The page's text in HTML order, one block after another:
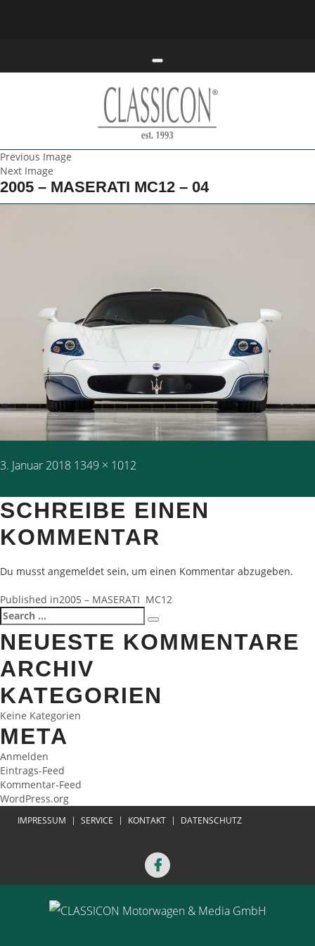
Toggle navigation
Previous Image
Next Image
2005 – MASERATI MC12 – 04
Posted
3. Januar 2018 Full
1349 × 1012
SCHREIBE EINEN
KOMMENTAR
Du musst angemeldet sein, um einen Kommentar abzugeben.
BEITRAGSNAVIGATION
Published in2005 – MASERATI MC12
Search
for:
Search
NEUESTE KOMMENTARE
ARCHIV
KATEGORIEN
Keine Kategorien
META
Anmelden
Eintrags-Feed
Kommentar-Feed
WordPress.org
IMPRESSUM SERVICE KONTAKT DATENSCHUTZ